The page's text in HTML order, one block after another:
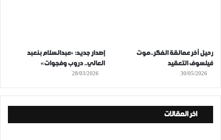
رحيل آخر عمالقة الفكر..موت
فيلسوف التعقيد
30/05/2026
إصدار جديد: «عبدالسلام بنعبد
العالي.. دروب وفجوات»
28/03/2026
اخر المقالات